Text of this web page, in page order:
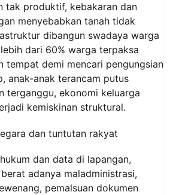
tak produktif, kebakaran dan
menyebabkan tanah tidak
dibangun swadaya warga
dari 60% warga terpaksa
tempat demi mencari pengungsian
anak-anak terancam putus
terganggu, ekonomi keluarga
kemiskinan struktural.
dan tuntutan rakyat
dan data di lapangan,
adanya maladministrasi,
pemalsuan dokumen